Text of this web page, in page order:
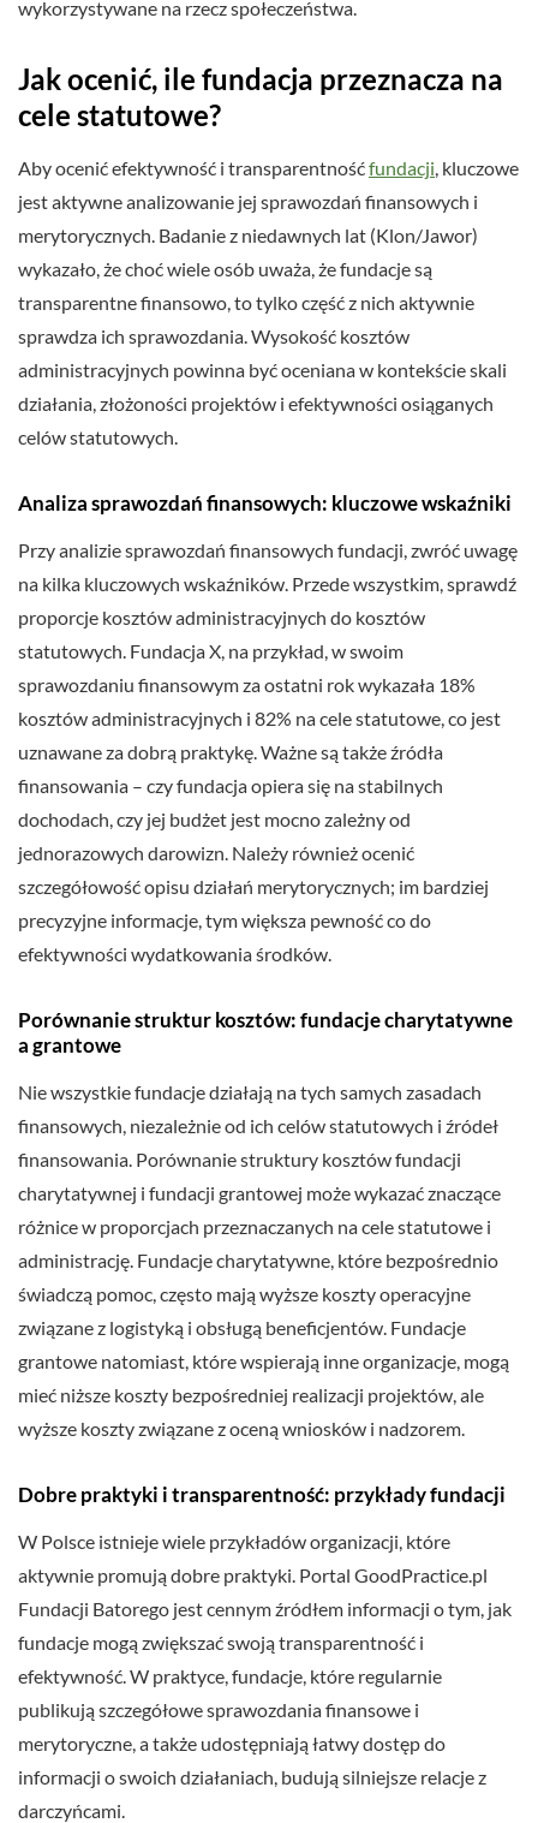
wykorzystywane na rzecz społeczeństwa.
Jak ocenić, ile fundacja przeznacza na
cele statutowe?
Aby ocenić efektywność i transparentnośćfundacji, kluczowe
jest aktywne analizowanie jej sprawozdań finansowych i
merytorycznych. Badanie z niedawnych lat (Klon/Jawor)
wykazało, że choć wiele osób uważa, że fundacje są
transparentne finansowo, to tylko część z nich aktywnie
sprawdza ich sprawozdania. Wysokość kosztów
administracyjnych powinna być oceniana w kontekście skali
działania, złożoności projektów i efektywności osiąganych
celów statutowych.
Analiza sprawozdań finansowych: kluczowe wskaźniki
Przy analizie sprawozdań finansowych fundacji, zwróć uwagę
na kilka kluczowych wskaźników. Przede wszystkim, sprawdź
proporcje kosztów administracyjnych do kosztów
statutowych. Fundacja X, na przykład, w swoim
sprawozdaniu finansowym za ostatni rok wykazała 18%
kosztów administracyjnych i 82% na cele statutowe, co jest
uznawane za dobrą praktykę. Ważne są także źródła
finansowania – czy fundacja opiera się na stabilnych
dochodach, czy jej budżet jest mocno zależny od
jednorazowych darowizn. Należy również ocenić
szczegółowość opisu działań merytorycznych; im bardziej
precyzyjne informacje, tym większa pewność co do
efektywności wydatkowania środków.
Porównanie struktur kosztów: fundacje charytatywne
a grantowe
Nie wszystkie fundacje działają na tych samych zasadach
finansowych, niezależnie od ich celów statutowych i źródeł
finansowania. Porównanie struktury kosztów fundacji
charytatywnej i fundacji grantowej może wykazać znaczące
różnice w proporcjach przeznaczanych na cele statutowe i
administrację. Fundacje charytatywne, które bezpośrednio
świadczą pomoc, często mają wyższe koszty operacyjne
związane z logistyką i obsługą beneficjentów. Fundacje
grantowe natomiast, które wspierają inne organizacje, mogą
mieć niższe koszty bezpośredniej realizacji projektów, ale
wyższe koszty związane z oceną wniosków i nadzorem.
Dobre praktyki i transparentność: przykłady fundacji
W Polsce istnieje wiele przykładów organizacji, które
aktywnie promują dobre praktyki. Portal GoodPractice.pl
Fundacji Batorego jest cennym źródłem informacji o tym, jak
fundacje mogą zwiększać swoją transparentność i
efektywność. W praktyce, fundacje, które regularnie
publikują szczegółowe sprawozdania finansowe i
merytoryczne, a także udostępniają łatwy dostęp do
informacji o swoich działaniach, budują silniejsze relacje z
darczyńcami.